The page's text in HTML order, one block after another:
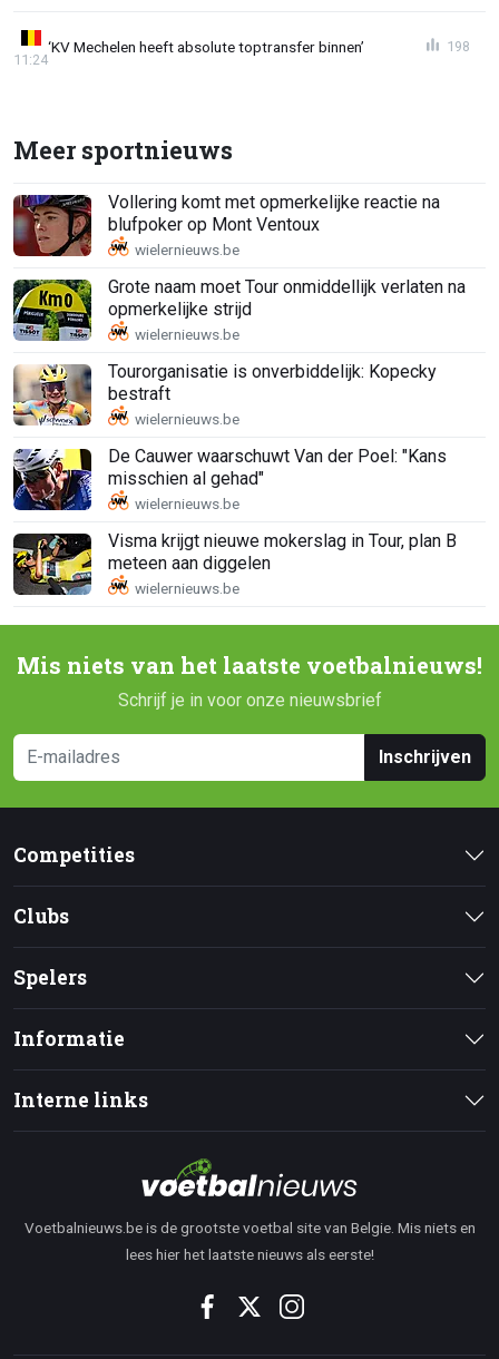
‘KV Mechelen heeft absolute toptransfer binnen’
11:24
198
Meer sportnieuws
Vollering komt met opmerkelijke reactie na
blufpoker op Mont Ventoux
Grote naam moet Tour onmiddellijk verlaten na
opmerkelijke strijd
Tourorganisatie is onverbiddelijk: Kopecky
bestraft
De Cauwer waarschuwt Van der Poel: "Kans
misschien al gehad"
Visma krijgt nieuwe mokerslag in Tour, plan B
meteen aan diggelen
Mis niets van het laatste voetbalnieuws!
Schrijf je in voor onze nieuwsbrief
Inschrijven
Competities
Clubs
Spelers
Informatie
Interne links
Voetbalnieuws.be is de grootste voetbal site van Belgie. Mis niets en
lees hier het laatste nieuws als eerste!